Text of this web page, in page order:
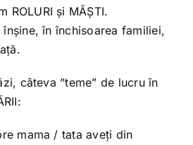
ROLURI și MĂȘTI.
în închisoarea familiei,
câteva ”teme” de lucru în
mama / tata aveți din